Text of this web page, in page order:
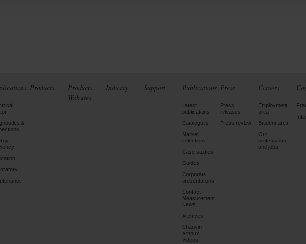
&
Products
Products
Websites
Industry Support Publications
Latest
publications
Catalogues
Market
selections
Case studies
Guides
Corporate
presentations
Contact
Measurement
News
Archives
Chauvin
Arnoux
Videos
Press
Press
releases
Press review
Careers
Employment
area
Student area
Our
professions
and jobs